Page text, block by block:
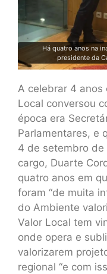
Há quatro anos na
presidente da
A celebrar 4 anos
Local conversou
época era
Parlamentares, e
4 de setembro
cargo, Duarte
quatro anos em
foram “de muita
do Ambiente
Valor Local tem
onde opera e
valorizarem
regional “e com